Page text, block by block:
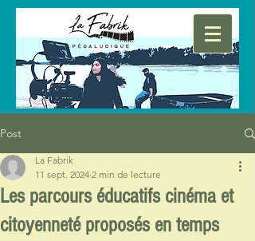
Post
Les parcours éducatifs cinéma et
citoyenneté proposés en temps
La Fabrik
11 sept. 2024 2 min de lecture